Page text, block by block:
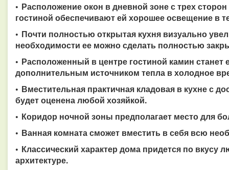
• Расположение окон в дневной зоне с трех
гостиной обеспечивают ей хорошее освещение в
• Почти полностью открытая кухня визуально
необходимости ее можно сделать полностью
• Расположенный в центре гостиной камин
дополнительным источником тепла в холодное
• Вместительная практичная кладовая в кухне с
будет оценена любой хозяйкой.
• Коридор ночной зоны предполагает место для
• Ванная комната сможет вместить в себя всю
• Классический характер дома придется по вкусу
архитектуре.